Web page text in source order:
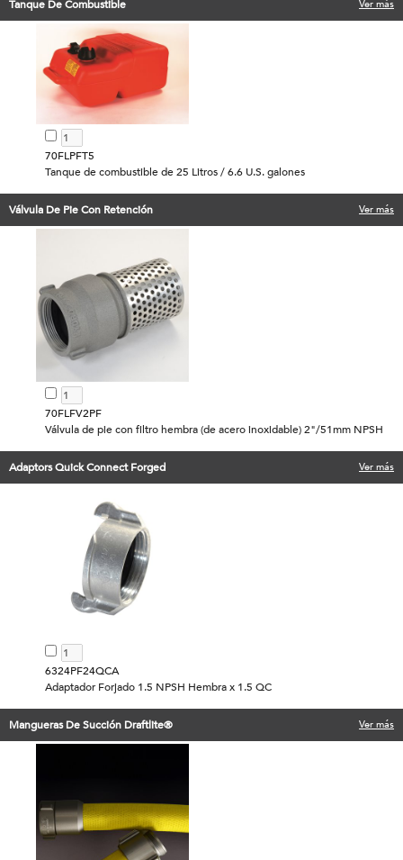
Tanque De Combustible Ver más
70FLPFT5
Tanque de combustible de 25 Litros / 6.6 U.S. galones
Válvula De Pie Con Retención Ver más
70FLFV2PF
Válvula de pie con filtro hembra (de acero inoxidable) 2"/51mm NPSH
Adaptors Quick Connect Forged Ver más
6324PF24QCA
Adaptador Forjado 1.5 NPSH Hembra x 1.5 QC
Mangueras De Succión Draftlite® Ver más